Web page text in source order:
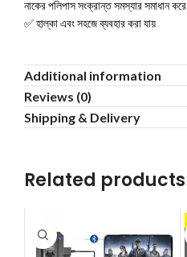
নাকের পলিপাস সংক্রান্ত সমস্যার সমাধান করে
✅ হাল্কা এবং সহজে ব্যবহার করা যায়
Additional information
Reviews (0)
Shipping & Delivery
Related products